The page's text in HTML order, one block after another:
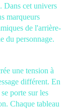
Dans cet univers
marqueurs
de l'arrière-
du personnage.
une tension à
différent. En
porte sur les
Chaque tableau